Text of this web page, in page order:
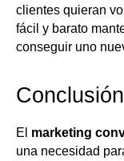
clientes quieran
fácil y barato
conseguir uno
Conclusión
El marketing
una necesidad